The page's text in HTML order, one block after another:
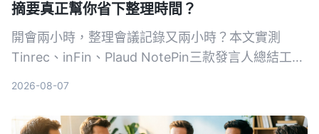
摘要真正幫你省下整理時間？
開會兩小時，整理會議記錄又兩小時？本文實測
Tinrec、inFin、Plaud NotePin三款發言人總結工
2026-08-07